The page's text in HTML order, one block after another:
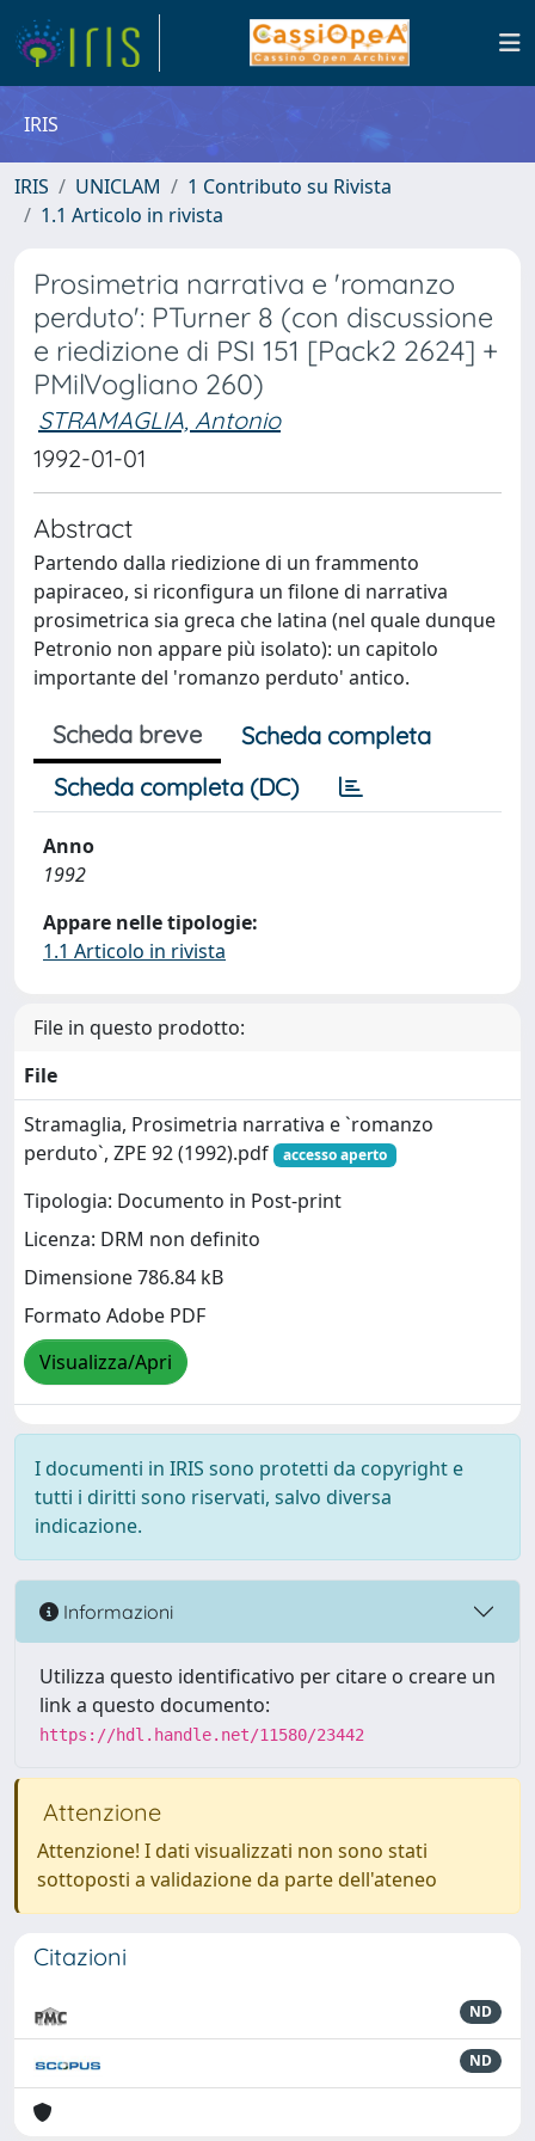
IRIS
IRIS UNICLAM
1 Contributo su Rivista
1.1 Articolo in rivista
Prosimetria narrativa e 'romanzo
perduto': PTurner 8 (con discussione
e riedizione di PSI 151 [Pack2 2624] +
PMilVogliano 260)
STRAMAGLIA, Antonio
1992-01-01
Abstract
Partendo dalla riedizione di un frammento
papiraceo, si riconfigura un filone di narrativa
prosimetrica sia greca che latina (nel quale dunque
Petronio non appare più isolato): un capitolo
importante del 'romanzo perduto' antico.
Scheda breve
Scheda completa
Scheda completa (DC)
Anno
1992
Appare nelle tipologie:
1.1 Articolo in rivista
File in questo prodotto:
File
Stramaglia, Prosimetria narrativa e `romanzo
perduto`, ZPE 92 (1992).pdf
accesso aperto
Tipologia: Documento in Post-print
Licenza: DRM non definito
Dimensione 786.84 kB
Formato Adobe PDF
Visualizza/Apri
I documenti in IRIS sono protetti da copyright e
tutti i diritti sono riservati, salvo diversa
indicazione.
Informazioni
Utilizza questo identificativo per citare o creare un
link a questo documento:
https://hdl.handle.net/11580/23442
Attenzione
Attenzione! I dati visualizzati non sono stati
sottoposti a validazione da parte dell'ateneo
Citazioni
ND
ND